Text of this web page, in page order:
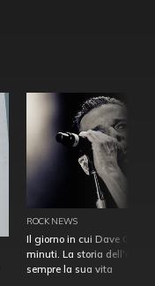
ROCK NEWS
Il giorno in cui Dave
minuti. La storia
sempre la sua vita